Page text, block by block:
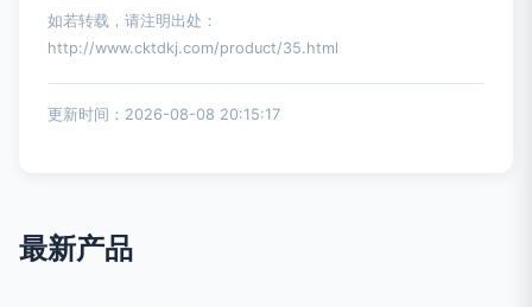
如若转载，请注明出处：
http://www.cktdkj.com/product/35.html
更新时间：2026-08-08 20:15:17
最新产品